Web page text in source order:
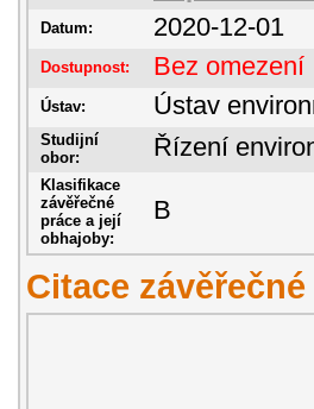
Datum: 2020-12-01
Dostupnost: Bez omezení
Ústav: Ústav
Studijní
obor:
Řízení
Klasifikace
závěřečné
práce a její
obhajoby:
B
Citace